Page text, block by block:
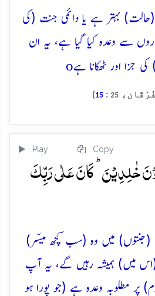
(حالت) بہتر ہے یا دائمی جنت (کی
سے وعدہ کیا گیا ہے، یہ ان
جزا اور ٹھکانا ہےo
25
:
15
)
Play Copy
خٰلِدِیۡنَ ؕ کَانَ عَلٰی رَبِّکَ
(جنتوں) میں وہ (سب کچھ میسّر)
میں) ہمیشہ رہیں گے، یہ آپ
مطلوبہ وعدہ ہے (جو پورا ہو